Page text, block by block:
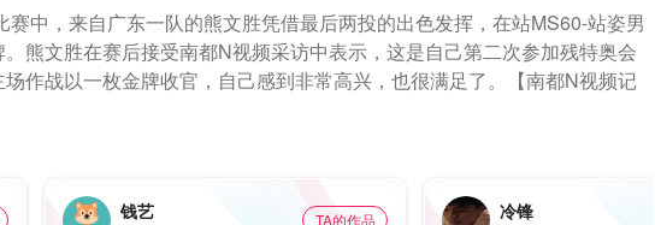
中，来自广东一队的熊文胜凭借最后两投的出色发挥，在站MS60-站姿男
熊文胜在赛后接受南都N视频采访中表示，这是自己第二次参加残特奥会
作战以一枚金牌收官，自己感到非常高兴，也很满足了。【南都N视频记
钱艺 TA的作品 冷锋